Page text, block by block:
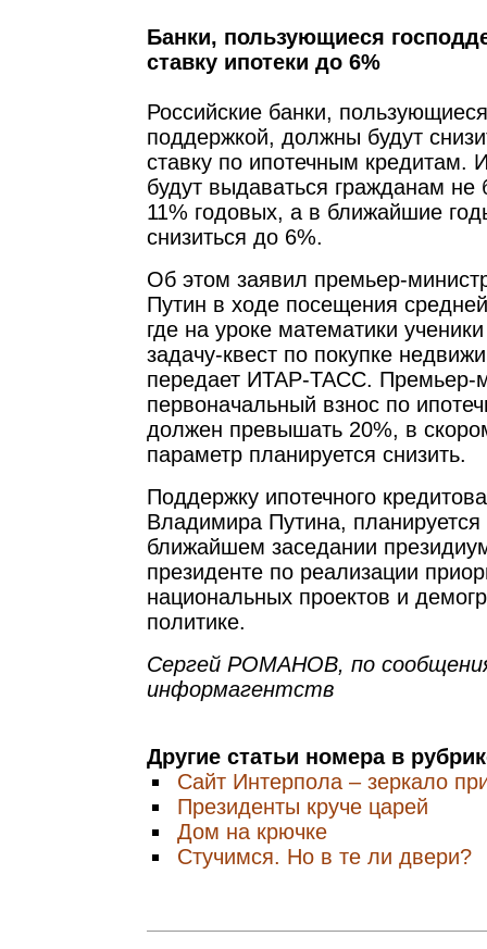
Банки, пользующиеся
ставку ипотеки до 6%
Российские банки,
поддержкой, должны будут
ставку по ипотечным кредитам.
будут выдаваться гражданам
11% годовых, а в ближайшие
снизиться до 6%.
Об этом заявил премьер-
Путин в ходе посещения
где на уроке математики
задачу-квест по покупке
передает ИТАР-ТАСС. Премьер-
первоначальный взнос по
должен превышать 20%, в
параметр планируется снизить.
Поддержку ипотечного
Владимира Путина, планируется
ближайшем заседании
президенте по реализации
национальных проектов и
политике.
Сергей РОМАНОВ, по
информагентств
Другие статьи номера в
Сайт Интерпола – зеркало
Президенты круче царей
Дом на крючке
Стучимся. Но в те ли двери?